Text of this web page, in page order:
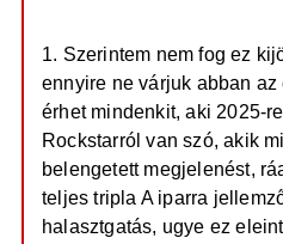
1. Szerintem nem fog ez
ennyire ne várjuk abban
érhet mindenkit, aki 2025-
Rockstarról van szó, akik
belengetett megjelenést,
teljes tripla A iparra
halasztgatás, ugye ez